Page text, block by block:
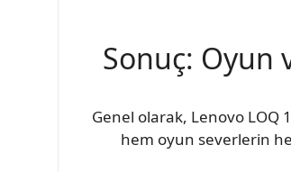
Sonuç: Oyun
Genel olarak, Lenovo LOQ
hem oyun severlerin